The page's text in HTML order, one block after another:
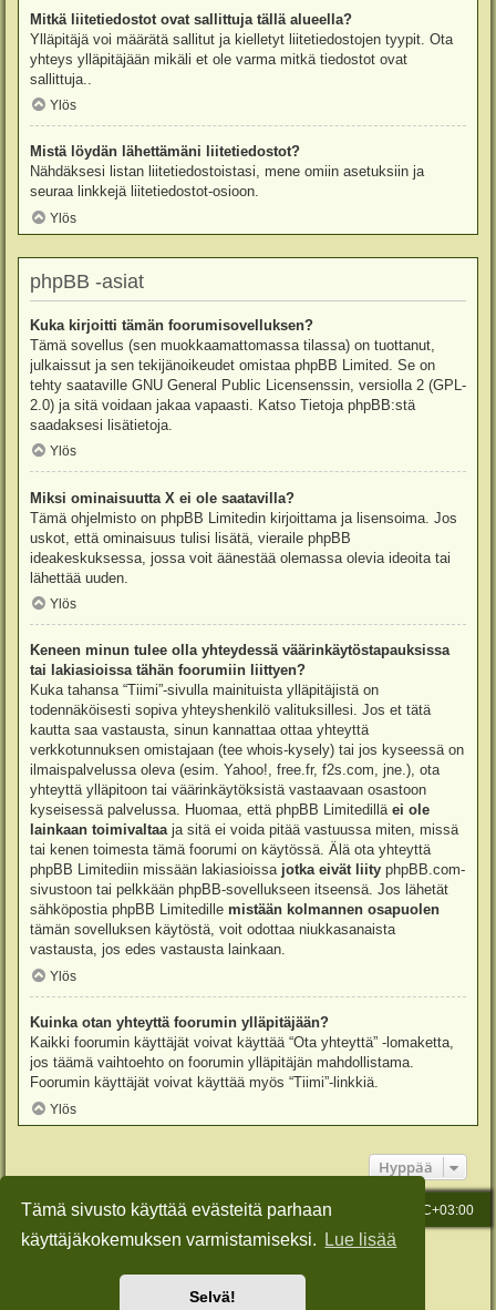
Tämä sivusto käyttää evästeitä parhaan
käyttäjäkokemuksen varmistamiseksi.
Lue lisää
Selvä!
Mitkä liitetiedostot ovat sallittuja tällä alueella?
Ylläpitäjä voi määrätä sallitut ja kielletyt liitetiedostojen tyypit. Ota
yhteys ylläpitäjään mikäli et ole varma mitkä tiedostot ovat
sallittuja..
Ylös
Mistä löydän lähettämäni liitetiedostot?
Nähdäksesi listan liitetiedostoistasi, mene omiin asetuksiin ja
seuraa linkkejä liitetiedostot-osioon.
Ylös
phpBB -asiat
Kuka kirjoitti tämän foorumisovelluksen?
Tämä sovellus (sen muokkaamattomassa tilassa) on tuottanut,
julkaissut ja sen tekijänoikeudet omistaa phpBB Limited . Se on
tehty saataville GNU General Public Licensenssin, versiolla 2 (GPL-
2.0) ja sitä voidaan jakaa vapaasti. Katso Tietoja phpBB:stä
saadaksesi lisätietoja.
Ylös
Miksi ominaisuutta X ei ole saatavilla?
Tämä ohjelmisto on phpBB Limitedin kirjoittama ja lisensoima. Jos
uskot, että ominaisuus tulisi lisätä, vieraile phpBB
ideakeskuksessa , jossa voit äänestää olemassa olevia ideoita tai
lähettää uuden.
Ylös
Keneen minun tulee olla yhteydessä väärinkäytöstapauksissa
tai lakiasioissa tähän foorumiin liittyen?
Kuka tahansa “Tiimi”-sivulla mainituista ylläpitäjistä on
todennäköisesti sopiva yhteyshenkilö valituksillesi. Jos et tätä
kautta saa vastausta, sinun kannattaa ottaa yhteyttä
verkkotunnuksen omistajaan (tee whois-kysely) tai jos kyseessä on
ilmaispalvelussa oleva (esim. Yahoo!, free.fr, f2s.com, jne.), ota
yhteyttä ylläpitoon tai väärinkäytöksistä vastaavaan osastoon
kyseisessä palvelussa. Huomaa, että phpBB Limitedillä ei ole
lainkaan toimivaltaaja sitä ei voida pitää vastuussa miten, missä
tai kenen toimesta tämä foorumi on käytössä. Älä ota yhteyttä
phpBB Limitediin missään lakiasioissa jotka eivät liity phpBB.com-
sivustoon tai pelkkään phpBB-sovellukseen itseensä. Jos lähetät
sähköpostia phpBB Limitedille mistään kolmannen osapuolen
tämän sovelluksen käytöstä, voit odottaa niukkasanaista
vastausta, jos edes vastausta lainkaan.
Ylös
Kuinka otan yhteyttä foorumin ylläpitäjään?
Kaikki foorumin käyttäjät voivat käyttää “Ota yhteyttä” -lomaketta,
jos täämä vaihtoehto on foorumin ylläpitäjän mahdollistama.
Foorumin käyttäjät voivat käyttää myös “Tiimi”-linkkiä.
Ylös
Hyppää
Etusivu Kaikki ajat ovat UTC+03:00
Viesti Ylläpidolle
Keskustelufoorumin ohjelmistophpBB® Forum Software © phpBB Limited